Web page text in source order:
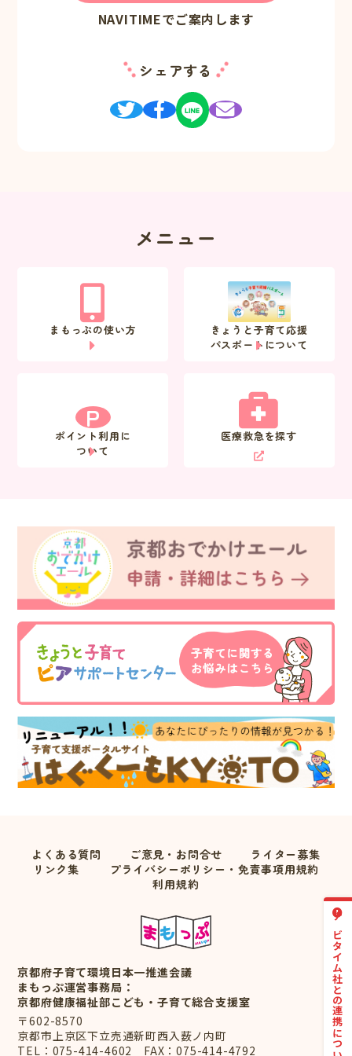
NAVITIMEでご案内します
シェアする
メニュー
まもっぷの使い方
きょうと子育て応援
パスポートについて
P
ポイント利用に
ついて
医療救急を探す
よくある質問 ご意見・お問合せ
ライター募集
リンク集
プライバシーポリシー・免責事項用規約
利用規約
京都府子育て環境日本一推進会議
まもっぷ運営事務局：
京都府健康福祉部こども・子育て総合支援室
〒602-8570
京都市上京区下立売通新町西入薮ノ内町
TEL： 075-414-4602 FAX：075-414-4792 ナビタイム社との連携について